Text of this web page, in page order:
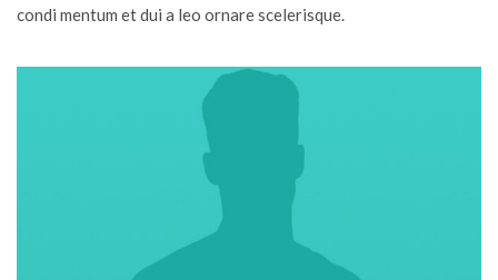
condi mentum et dui a leo ornare scelerisque.